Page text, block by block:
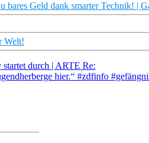
bares Geld dank smarter Technik! |
Welt!
startet durch | ARTE Re:
hier.“ #zdfinfo